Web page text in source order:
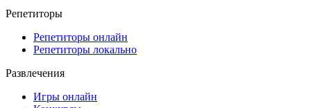
Репетиторы
Репетиторы онлайн
Репетиторы локально
Развлечения
Игры онлайн